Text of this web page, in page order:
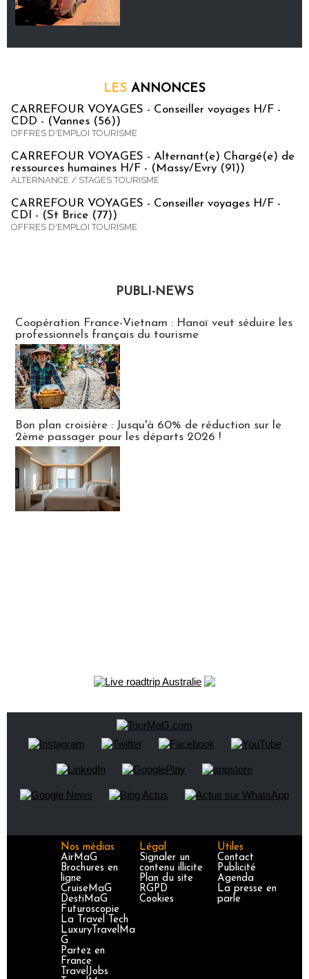
LES ANNONCES
CARREFOUR VOYAGES - Conseiller voyages H/F -
CDD - (Vannes (56))
OFFRES D'EMPLOI TOURISME
CARREFOUR VOYAGES - Alternant(e) Chargé(e) de
ressources humaines H/F - (Massy/Evry (91))
ALTERNANCE / STAGES TOURISME
CARREFOUR VOYAGES - Conseiller voyages H/F -
CDI - (St Brice (77))
OFFRES D'EMPLOI TOURISME
PUBLI-NEWS
Coopération France-Vietnam : Hanoï veut séduire les
professionnels français du tourisme
Bon plan croisière : Jusqu'à 60% de réduction sur le
2ème passager pour les départs 2026 !
Nos médias
AirMaG
Brochures en
ligne
CruiseMaG
DestiMaG
Futuroscopie
La Travel Tech
LuxuryTravelMa
G
Partez en
France
TravelJobs
Légal
Signaler un
contenu illicite
Plan du site
RGPD
Cookies
Utiles
Contact
Publicité
Agenda
La presse en
parle